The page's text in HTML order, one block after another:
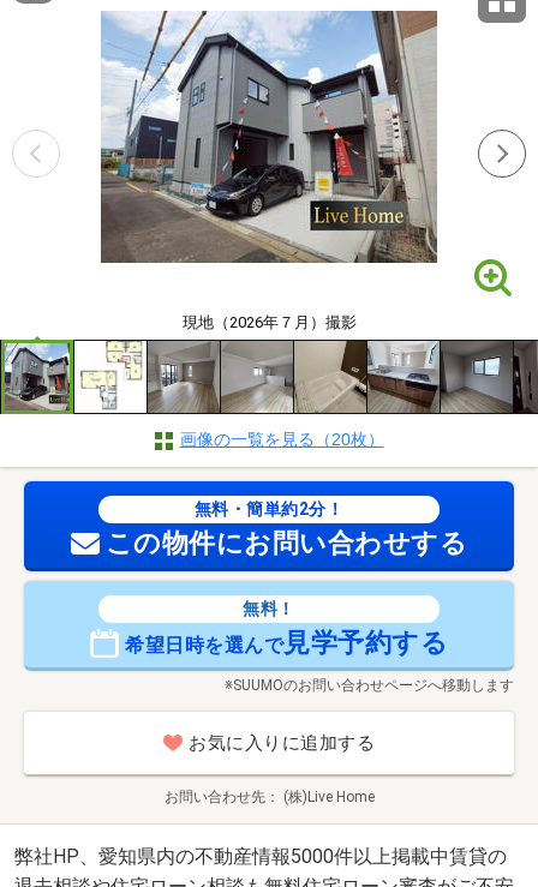
現地（2026年７月）撮影
画像の一覧を見る（20枚）
無料・簡単約2分！
この物件にお問い合わせする
無料！
希望日時を選んで見学予約する
※SUUMOのお問い合わせページへ移動します
お気に入りに追加する
お問い合わせ先 (株)Live Home
弊社HP、愛知県内の不動産情報5000件以上掲載中賃貸の